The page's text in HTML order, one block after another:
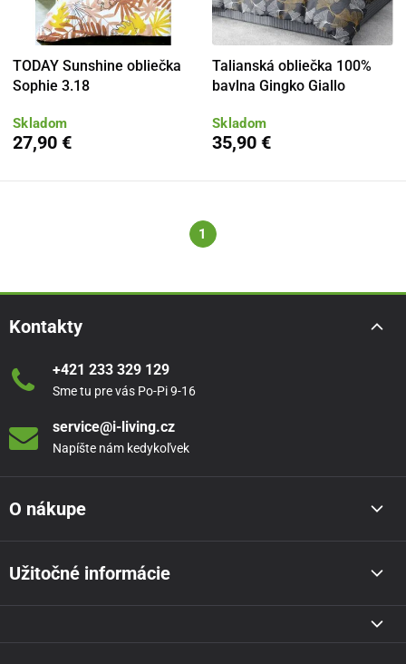
TODAY Sunshine obliečka
Sophie 3.18
Skladom
27,90 €
Talianská obliečka 100%
bavlna Gingko Giallo
Skladom
35,90 €
1
Kontakty
+421 233 329 129
Sme tu pre vás Po-Pi 9-16
service@i-living.cz
Napíšte nám kedykoľvek
O nákupe
Užitočné informácie